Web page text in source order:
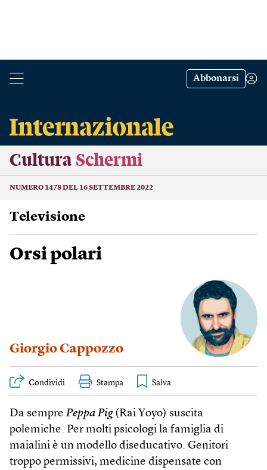
Abbonarsi
Cultura Schermi
NUMERO 1478 DEL 16 SETTEMBRE 2022
Televisione
Orsi polari
Giorgio Cappozzo
Condividi Stampa
Da sempre Peppa Pig(Rai Yoyo) suscita
polemiche. Per molti psicologi la famiglia di
maialini è un modello diseducativo. Genitori
troppo permissivi, medicine dispensate con